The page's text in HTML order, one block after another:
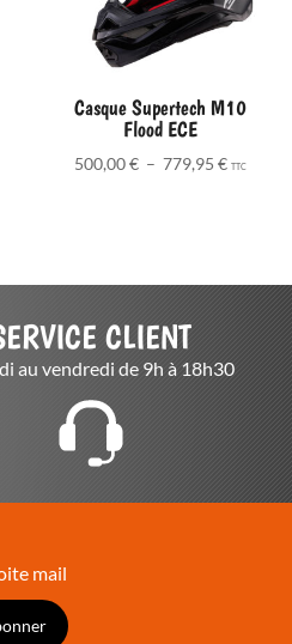
Casque Supertech M10
Flood ECE
500,00€ – 779,95€Plage
TTC
CLIENT
au vendredi de 9h à 18h30
mail